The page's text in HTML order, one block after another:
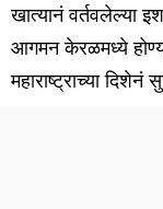
खात्यानं वर्तवलेल्या
आगमन केरळमध्ये
महाराष्ट्राच्या दिशेनं